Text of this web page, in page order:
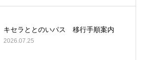
キセラととのいパス 移行手順案内
2026.07.25